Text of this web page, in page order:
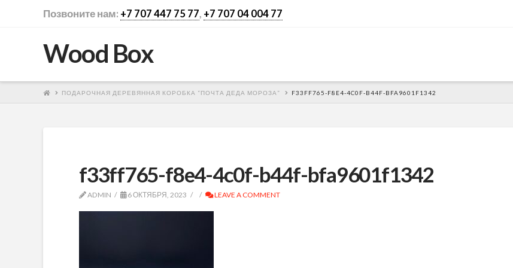
Позвоните нам: +7 707 447 75 77, +7 707 04 004 77
Wood Box
ПОДАРОЧНАЯ ДЕРЕВЯННАЯ КОРОБКА “ПОЧТА ДЕДА МОРОЗА” F33FF765-F8E4-4C0F-B44F-BFA9601F1342
f33ff765-f8e4-4c0f-b44f-bfa9601f1342
ADMIN 6 ОКТЯБРЯ, 2023 LEAVE A COMMENT